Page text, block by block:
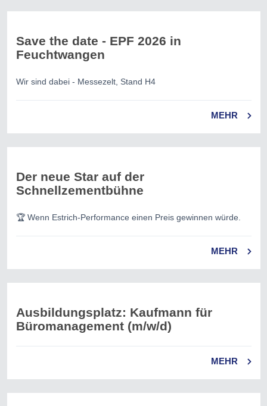
Save the date - EPF 2026 in
Feuchtwangen
Wir sind dabei - Messezelt, Stand H4
MEHR
Der neue Star auf der
Schnellzementbühne
🏆 Wenn Estrich-Performance einen Preis gewinnen würde.
MEHR
Ausbildungsplatz: Kaufmann für
Büromanagement (m/w/d)
MEHR